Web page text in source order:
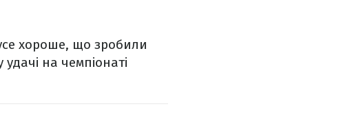
хороше, що зробили
на чемпіонаті